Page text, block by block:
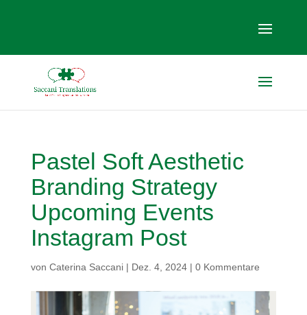
Pastel Soft Aesthetic
Branding Strategy
Upcoming Events
Instagram Post
von Caterina Saccani| Dez. 4, 2024| 0 Kommentare